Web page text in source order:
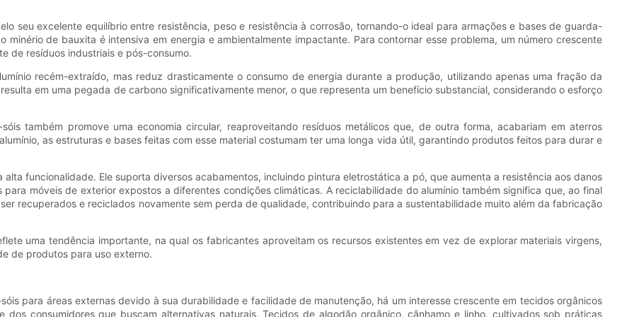
seu excelente equilíbrio entre resistência, peso e resistência à corrosão, tornando-o ideal para armações e bases de guarda-
de bauxita é intensiva em energia e ambientalmente impactante. Para contornar esse problema, um número crescente
de resíduos industriais e pós-consumo.
recém-extraído, mas reduz drasticamente o consumo de energia durante a produção, utilizando apenas uma fração da
em uma pegada de carbono significativamente menor, o que representa um benefício substancial, considerando o esforço
também promove uma economia circular, reaproveitando resíduos metálicos que, de outra forma, acabariam em aterros
as estruturas e bases feitas com esse material costumam ter uma longa vida útil, garantindo produtos feitos para durar e
funcionalidade. Ele suporta diversos acabamentos, incluindo pintura eletrostática a pó, que aumenta a resistência aos danos
móveis de exterior expostos a diferentes condições climáticas. A reciclabilidade do alumínio também significa que, ao final
recuperados e reciclados novamente sem perda de qualidade, contribuindo para a sustentabilidade muito além da fabricação
uma tendência importante, na qual os fabricantes aproveitam os recursos existentes em vez de explorar materiais virgens,
de produtos para uso externo.
para áreas externas devido à sua durabilidade e facilidade de manutenção, há um interesse crescente em tecidos orgânicos
consumidores que buscam alternativas naturais. Tecidos de algodão orgânico, cânhamo e linho, cultivados sob práticas